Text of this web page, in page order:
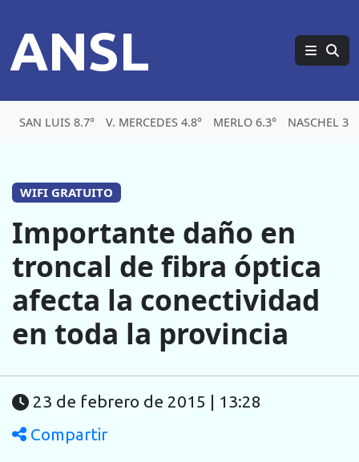
ANSL
SAN LUIS 8.7° V. MERCEDES 4.8° MERLO 6.3° NASCHEL
WIFI GRATUITO
Importante daño en
troncal de fibra óptica
afecta la conectividad
en toda la provincia
23 de febrero de 2015 | 13:28
Compartir